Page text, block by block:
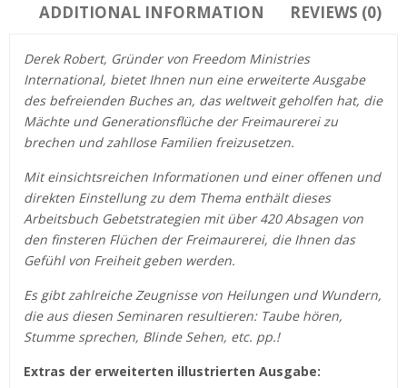
ADDITIONAL INFORMATION
REVIEWS (0)
Derek Robert, Gründer von Freedom Ministries
International, bietet Ihnen nun eine erweiterte Ausgabe
des befreienden Buches an, das weltweit geholfen hat, die
Mächte und Generationsflüche der Freimaurerei zu
brechen und zahllose Familien freizusetzen.
Mit einsichtsreichen Informationen und einer offenen und
direkten Einstellung zu dem Thema enthält dieses
Arbeitsbuch Gebetstrategien mit über 420 Absagen von
den finsteren Flüchen der Freimaurerei, die Ihnen das
Gefühl von Freiheit geben werden.
Es gibt zahlreiche Zeugnisse von Heilungen und Wundern,
die aus diesen Seminaren resultieren: Taube hören,
Stumme sprechen, Blinde Sehen, etc. pp.!
Extras der erweiterten illustrierten Ausgabe: